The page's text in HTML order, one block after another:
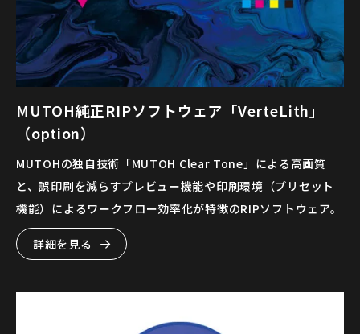
MUTOH純正RIPソフトウェア「VerteLith」
（option）
MUTOHの独自技術「MUTOH Clear Tone」による高画質
と、誤印刷を減らすプレビュー機能や印刷環境（プリセット
機能）によるワークフロー効率化が特徴のRIPソフトウェア。
詳細を見る